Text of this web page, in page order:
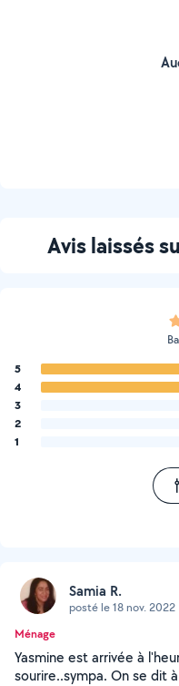
Avis laissés
5
4
3
2
1
Samia R.
posté le 18 nov. 2022
Ménage
Yasmine est arrivée à
sourire..sympa. On se dit